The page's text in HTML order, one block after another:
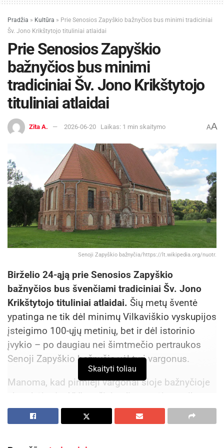
Pradžia » Kultūra » Prie Senosios Zapyškio bažnyčios bus minimi tradiciniai
Šv. Jono Krikštytojo tituliniai atlaidai
Prie Senosios Zapyškio
bažnyčios bus minimi
tradiciniai Šv. Jono Krikštytojo
tituliniai atlaidai
Zita A. 2026-06-20 Laikas: 1 min skaitymo AA
Senoji Zapyškio bažnyčia/https://lt.wikipedia.org/nuotr.
Birželio 24-ąją prie Senosios Zapyškio
bažnyčios bus švenčiami tradiciniai Šv. Jono
Krikštytojo tituliniai atlaidai. Šių metų šventė
ypatinga ne tik dėl minimų Vilkaviškio vyskupijos
įsteigimo 100-ųjų metinių, bet ir dėl istorinio
įvykio – po daugiau nei šimtmečio pertraukos
Senoji Zapyškio bažnyčia vėl turi vargonus.
Manoma, kad pirmieji vargonai šioje bažnyčioje
skambėjo dar XVI amžiuje. Jie garsėjo ne tik
savo muzika, bet ir išskirtiniu puošnumu –
instrumentą puošė Karaliaus Dovydo ir angelų
Skaityti toliau